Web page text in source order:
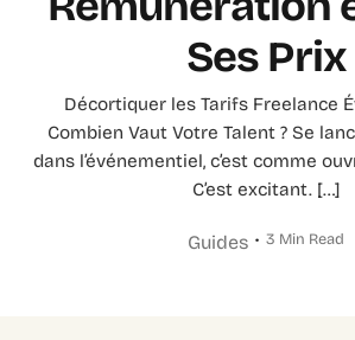
Ses Prix
Décortiquer les Tarifs Freelance
Combien Vaut Votre Talent ? Se
dans l’événementiel, c’est comme
C’est excitant. […]
Guides 3 Min Read